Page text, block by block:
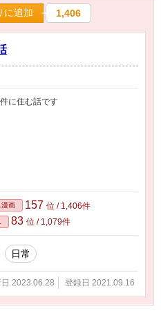
に追加 1,406
に住む話です
漫画 157 位 / 1,406件
83 位 / 1,079件
日常
2023.06.28 登録日 2021.09.16